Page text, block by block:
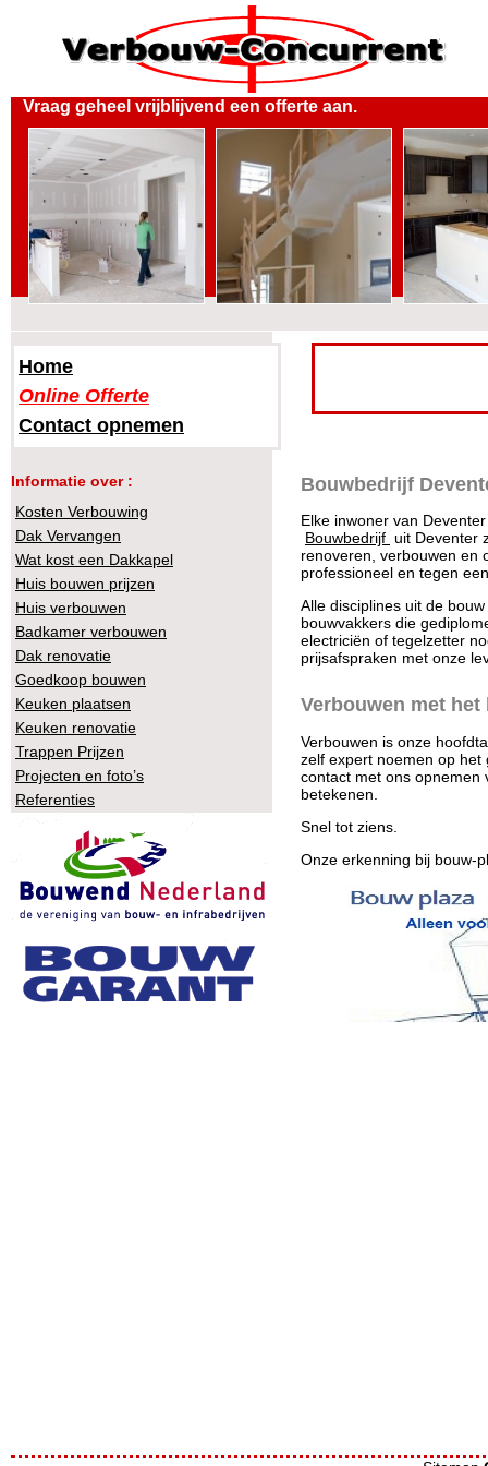
Vraag geheel vrijblijvend een offerte aan.
Bouwbedrijf
Elke inwoner van
Bouwbedrijf uit Deventer
renoveren, verbouwen en
professioneel en tegen
Alle disciplines uit de
bouwvakkers die
electriciën of tegelzetter
prijsafspraken met onze
Verbouwen met
Verbouwen is onze
zelf expert noemen op
contact met ons opnemen
betekenen.
Snel tot ziens.
Onze erkenning bij bouw-
Home
Online Offerte
Contact opnemen
Informatie over :
Kosten Verbouwing
Dak Vervangen
Wat kost een Dakkapel
Huis bouwen prijzen
Huis verbouwen
Badkamer verbouwen
Dak renovatie
Goedkoop bouwen
Keuken plaatsen
Keuken renovatie
Trappen Prijzen
Projecten en foto’s
Referenties